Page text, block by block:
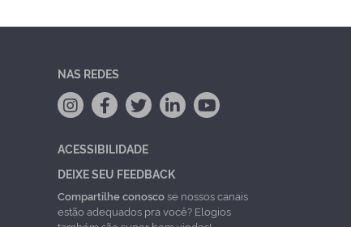
NAS REDES
ACESSIBILIDADE
DEIXE SEU FEEDBACK
Compartilhe conoscose nossos canais
estão adequados pra você? Elogios